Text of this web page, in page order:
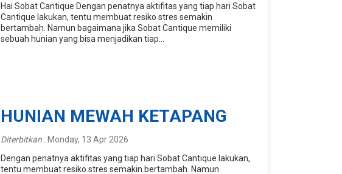
Hai Sobat Cantique Dengan penatnya aktifitas yang tiap hari Sobat
Cantique lakukan, tentu membuat resiko stres semakin
bertambah. Namun bagaimana jika Sobat Cantique memiliki
sebuah hunian yang bisa menjadikan tiap...
HUNIAN MEWAH KETAPANG
Diterbitkan : Monday, 13 Apr 2026
Dengan penatnya aktifitas yang tiap hari Sobat Cantique lakukan,
tentu membuat resiko stres semakin bertambah. Namun